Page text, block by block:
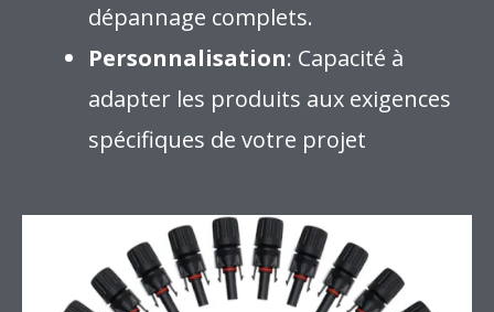
dépannage complets.
Personnalisation: Capacité à
adapter les produits aux exigences
spécifiques de votre projet